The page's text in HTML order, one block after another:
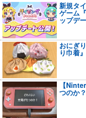
新規タ
ゲーム
ップデ
おにぎ
り巾着
【
つのか